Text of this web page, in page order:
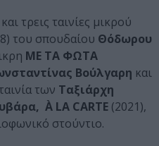
τρεις ταινίες μικρού
του σπουδαίου Θόδωρου
ΜΕ ΤΑ ΦΩΤΑ
Βούλγαρη και
των Ταξιάρχη
À LA CARTE (2021),
στούντιο.